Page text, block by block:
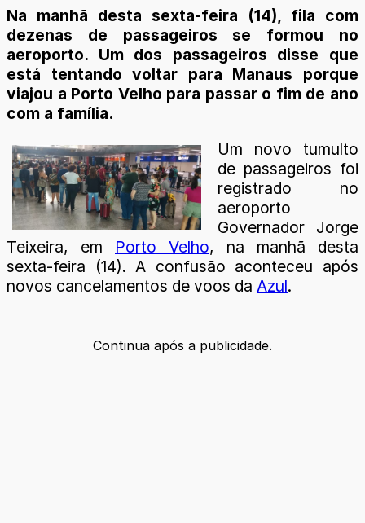
Na manhã desta sexta-feira (14), fila com
dezenas de passageiros se formou no
aeroporto. Um dos passageiros disse que
está tentando voltar para Manaus porque
viajou a Porto Velho para passar o fim de ano
com a família.
Um novo tumulto
de passageiros foi
registrado no
aeroporto
Governador Jorge
Teixeira, em Porto Velho, na manhã desta
sexta-feira (14). A confusão aconteceu após
novos cancelamentos de voos da Azul.
Continua após a publicidade.